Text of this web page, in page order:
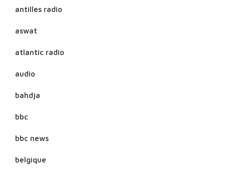
antilles radio
aswat
atlantic radio
audio
bahdja
bbc
bbc news
belgique